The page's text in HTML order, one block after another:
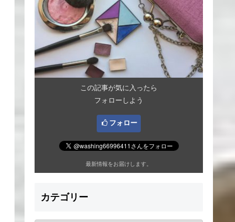
この記事が気に入ったら
フォローしよう
フォロー
最新情報をお届けします。
カテゴリー